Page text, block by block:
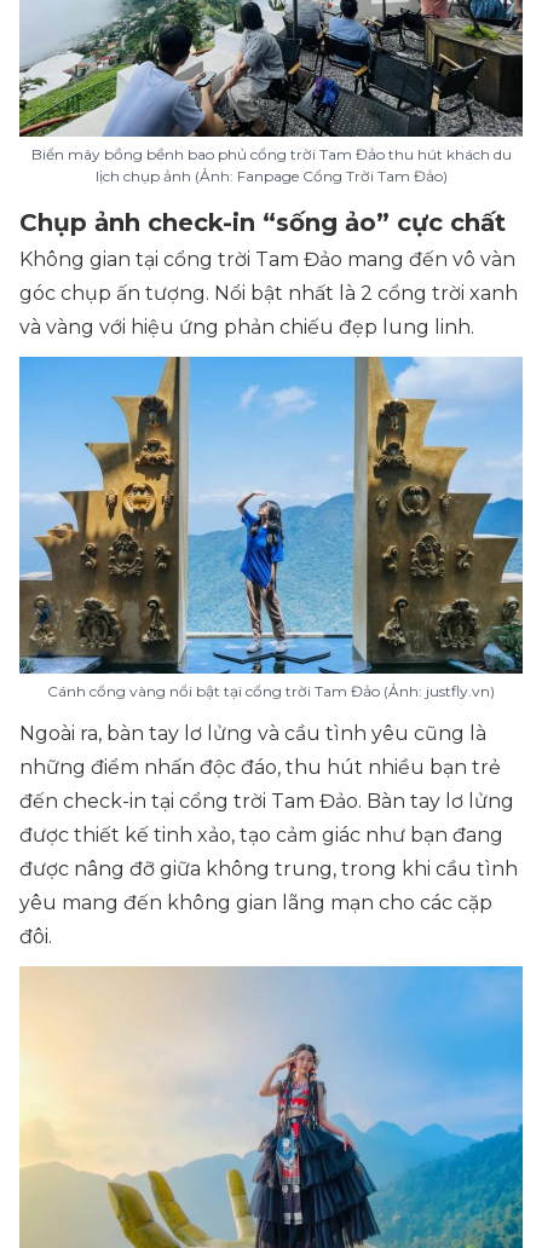
Biển mây bồng bềnh bao phủ cổng trời Tam Đảo thu hút khách du
lịch chụp ảnh (Ảnh: Fanpage Cổng Trời Tam Đảo)
Chụp ảnh check-in “sống ảo” cực chất
Không gian tại cổng trời Tam Đảo mang đến vô vàn
góc chụp ấn tượng. Nổi bật nhất là 2 cổng trời xanh
và vàng với hiệu ứng phản chiếu đẹp lung linh.
Cánh cổng vàng nổi bật tại cổng trời Tam Đảo (Ảnh: justfly.vn)
Ngoài ra, bàn tay lơ lửng và cầu tình yêu cũng là
những điểm nhấn độc đáo, thu hút nhiều bạn trẻ
đến check-in tại cổng trời Tam Đảo. Bàn tay lơ lửng
được thiết kế tinh xảo, tạo cảm giác như bạn đang
được nâng đỡ giữa không trung, trong khi cầu tình
yêu mang đến không gian lãng mạn cho các cặp
đôi.